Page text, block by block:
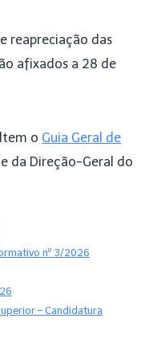
reapreciação das
afixados a 28 de
o Guia Geral de
da Direção-Geral do
nº 3/2026
– Candidatura